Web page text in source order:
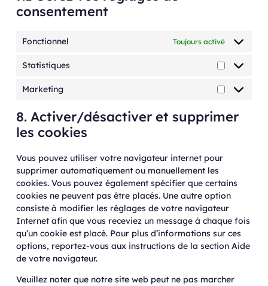
consentement
Fonctionnel Toujours activé
Statistiques
Marketing
8. Activer/désactiver et supprimer
les cookies
Vous pouvez utiliser votre navigateur internet pour
supprimer automatiquement ou manuellement les
cookies. Vous pouvez également spécifier que certains
cookies ne peuvent pas être placés. Une autre option
consiste à modifier les réglages de votre navigateur
Internet afin que vous receviez un message à chaque fois
qu’un cookie est placé. Pour plus d’informations sur ces
options, reportez-vous aux instructions de la section Aide
de votre navigateur.
Veuillez noter que notre site web peut ne pas marcher